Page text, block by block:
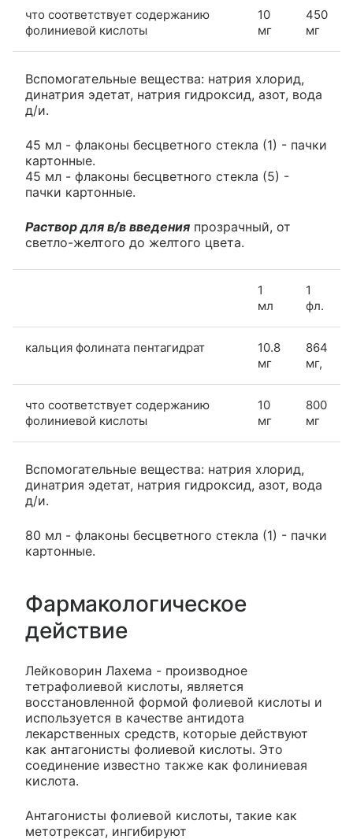
что соответствует содержанию
фолиниевой кислоты
10
мг
450
мг
Вспомогательные вещества: натрия хлорид,
динатрия эдетат, натрия гидроксид, азот, вода
д/и.
45 мл - флаконы бесцветного стекла (1) - пачки
картонные.
45 мл - флаконы бесцветного стекла (5) -
пачки картонные.
Раствор для в/в введения прозрачный, от
светло-желтого до желтого цвета.
1
мл
1
фл.
кальция фолината пентагидрат
10.8
мг
864
мг,
что соответствует содержанию
фолиниевой кислоты
10
мг
800
мг
Вспомогательные вещества: натрия хлорид,
динатрия эдетат, натрия гидроксид, азот, вода
д/и.
80 мл - флаконы бесцветного стекла (1) - пачки
картонные.
Фармакологическое
действие
Лейковорин Лахема - производное
тетрафолиевой кислоты, является
восстановленной формой фолиевой кислоты и
используется в качестве антидота
лекарственных средств, которые действуют
как антагонисты фолиевой кислоты. Это
соединение известно также как фолиниевая
кислота.
Антагонисты фолиевой кислоты, такие как
метотрексат, ингибируют